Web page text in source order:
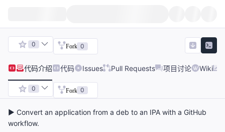
0 Fork 0
代码介绍 代码 Issues Pull Requests 项目讨论 Wiki
0 Fork 0
▶️ Convert an application from a deb to an IPA with a GitHub
workflow.